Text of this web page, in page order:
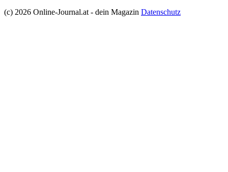
(c) 2026 Online-Journal.at - dein Magazin Datenschutz